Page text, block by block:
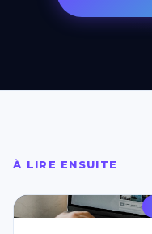
À LIRE ENSUITE